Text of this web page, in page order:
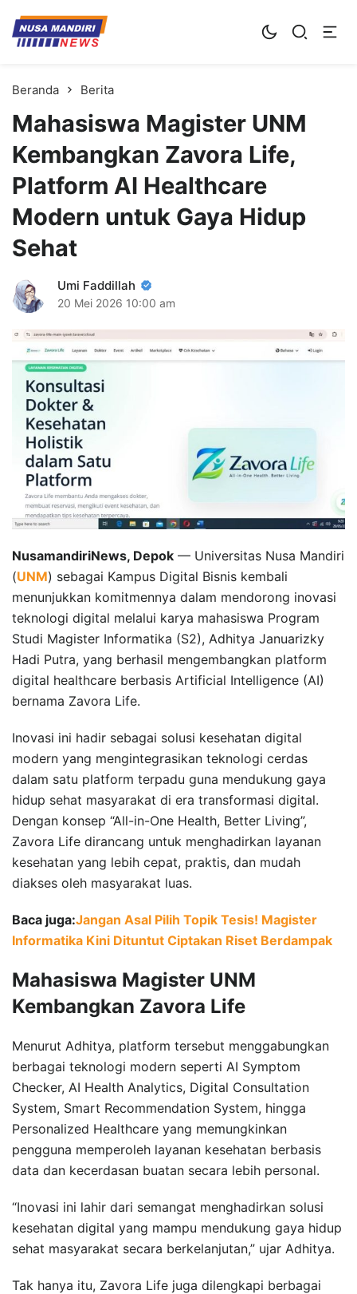
Kampus Digital Bisnis
Universitas Nusa Mandiri
Beranda Berita
Mahasiswa Magister UNM
Kembangkan Zavora Life,
Platform AI Healthcare
Modern untuk Gaya Hidup
Sehat
Umi Faddillah
20 Mei 2026 10:00 am
NusamandiriNews, Depok — Universitas Nusa Mandiri
(UNM) sebagai Kampus Digital Bisnis kembali
menunjukkan komitmennya dalam mendorong inovasi
teknologi digital melalui karya mahasiswa Program
Studi Magister Informatika (S2), Adhitya Januarizky
Hadi Putra, yang berhasil mengembangkan platform
digital healthcare berbasis Artificial Intelligence (AI)
bernama Zavora Life.
Inovasi ini hadir sebagai solusi kesehatan digital
modern yang mengintegrasikan teknologi cerdas
dalam satu platform terpadu guna mendukung gaya
hidup sehat masyarakat di era transformasi digital.
Dengan konsep “All-in-One Health, Better Living”,
Zavora Life dirancang untuk menghadirkan layanan
kesehatan yang lebih cepat, praktis, dan mudah
diakses oleh masyarakat luas.
Baca juga:Jangan Asal Pilih Topik Tesis! Magister
Informatika Kini Dituntut Ciptakan Riset Berdampak
Mahasiswa Magister UNM
Kembangkan Zavora Life
Menurut Adhitya, platform tersebut menggabungkan
berbagai teknologi modern seperti AI Symptom
Checker, AI Health Analytics, Digital Consultation
System, Smart Recommendation System, hingga
Personalized Healthcare yang memungkinkan
pengguna memperoleh layanan kesehatan berbasis
data dan kecerdasan buatan secara lebih personal.
“Inovasi ini lahir dari semangat menghadirkan solusi
kesehatan digital yang mampu mendukung gaya hidup
sehat masyarakat secara berkelanjutan,” ujar Adhitya.
Tak hanya itu, Zavora Life juga dilengkapi berbagai